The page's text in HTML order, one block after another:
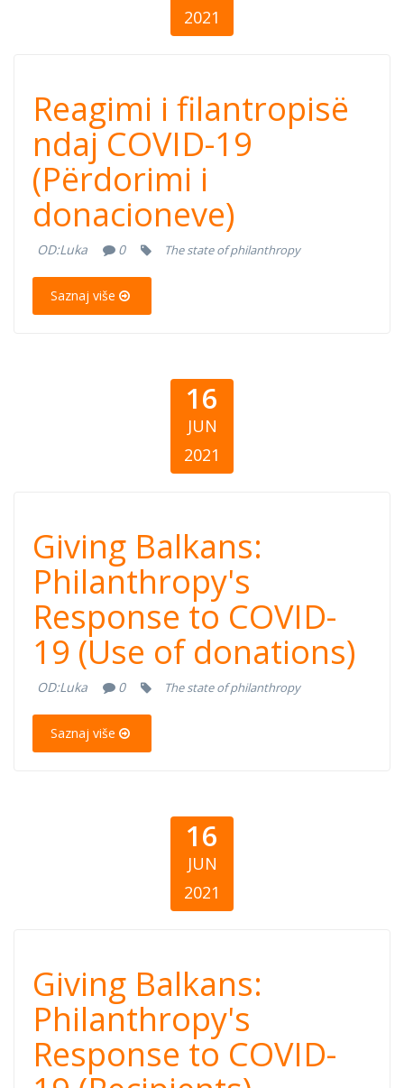
2021
Reagimi i
filantropisë ndaj
COVID-19
(Përdorimi i
donacioneve)
Reagimi i filantropisë
ndaj COVID-19
(Përdorimi i
donacioneve)
OD:Luka 0 The state of philanthropy
Saznaj više
16
JUN
2021
Giving Balkans:
Philanthropy's
Response to
COVID-19 (Use
of donations)
Giving Balkans:
Philanthropy's
Response to COVID-
19 (Use of donations)
OD:Luka 0 The state of philanthropy
Saznaj više
16
JUN
2021
Giving Balkans:
Philanthropy's
Response to
Giving Balkans:
Philanthropy's
Response to COVID-